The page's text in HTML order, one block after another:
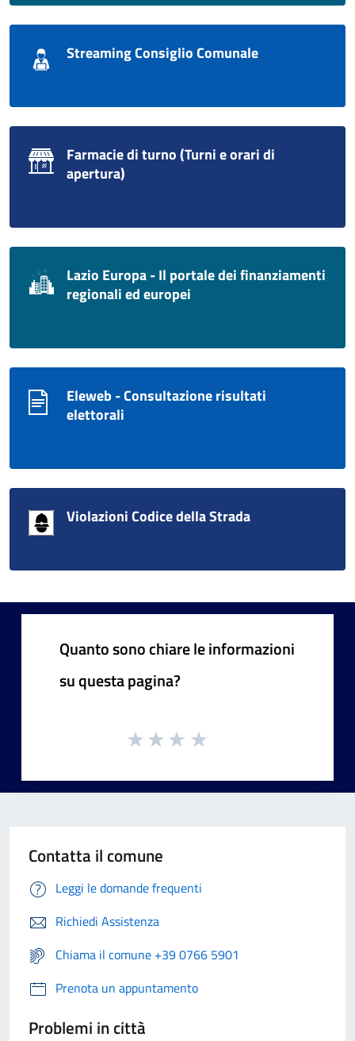
Streaming Consiglio Comunale
Farmacie di turno (Turni e orari di
apertura)
Lazio Europa - Il portale dei finanziamenti
regionali ed europei
Eleweb - Consultazione risultati
elettorali
Violazioni Codice della Strada
Quanto sono chiare le informazioni
su questa pagina?
Contatta il comune
Leggi le domande frequenti
Richiedi Assistenza
Chiama il comune +39 0766 5901
Prenota un appuntamento
Problemi in città